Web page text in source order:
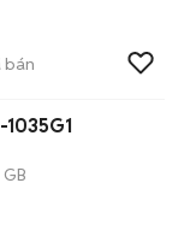
bán